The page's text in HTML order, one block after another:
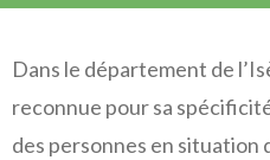
Dans le département de
reconnue pour sa
des personnes en situation